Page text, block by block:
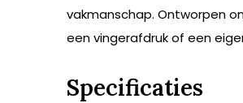
vakmanschap. Ontworpen
een vingerafdruk of een
Specificaties